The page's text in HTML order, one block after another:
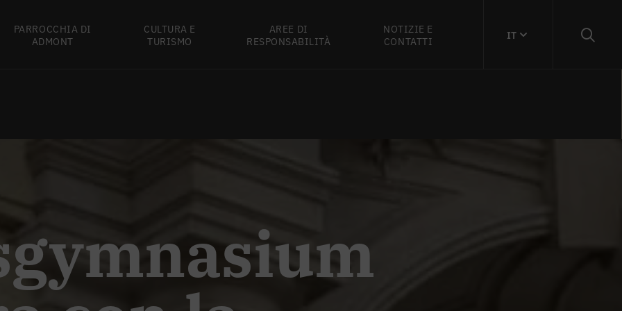
PARROCCHIA DI
ADMONT
CULTURA E
TURISMO
AREE DI
RESPONSABILITÀ
NOTIZIE E
CONTATTI
IT